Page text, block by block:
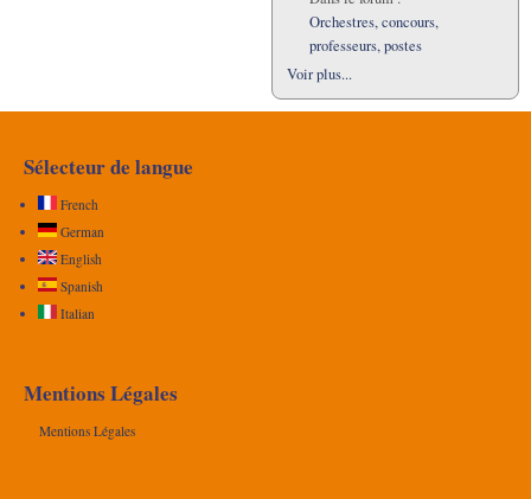
Orchestres, concours,
professeurs, postes
Voir plus...
Sélecteur de langue
French
German
English
Spanish
Italian
Mentions Légales
Mentions Légales